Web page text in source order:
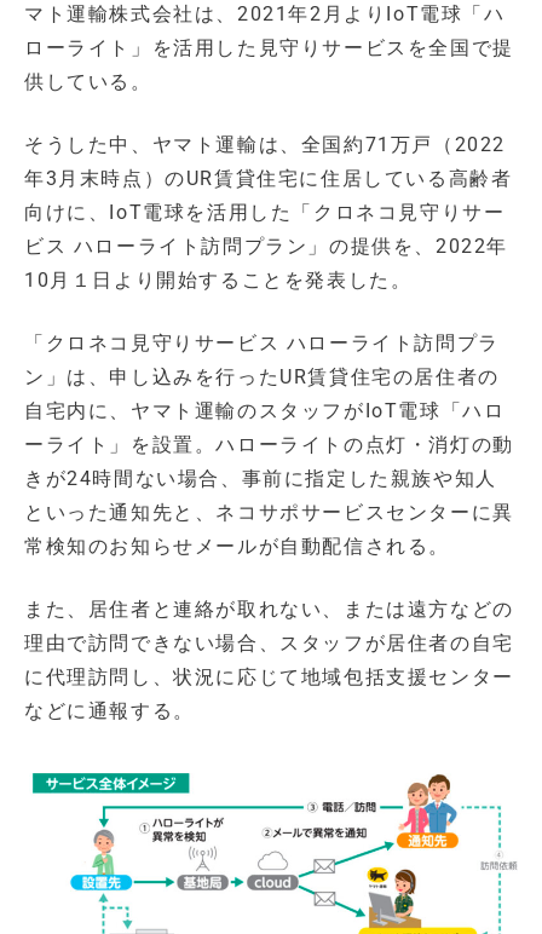
マト運輸株式会社は、2021年2月よりIoT電球「ハ
ローライト」を活用した見守りサービスを全国で提
供している。
そうした中、ヤマト運輸は、全国約71万戸（2022
年3月末時点）のUR賃貸住宅に住居している高齢者
向けに、IoT電球を活用した「クロネコ見守りサー
ビス ハローライト訪問プラン」の提供を、2022年
10月１日より開始することを発表した。
「クロネコ見守りサービス ハローライト訪問プラ
ン」は、申し込みを行ったUR賃貸住宅の居住者の
自宅内に、ヤマト運輸のスタッフがIoT電球「ハロ
ーライト」を設置。ハローライトの点灯・消灯の動
きが24時間ない場合、事前に指定した親族や知人
といった通知先と、ネコサポサービスセンターに異
常検知のお知らせメールが自動配信される。
また、居住者と連絡が取れない、または遠方などの
理由で訪問できない場合、スタッフが居住者の自宅
に代理訪問し、状況に応じて地域包括支援センター
などに通報する。